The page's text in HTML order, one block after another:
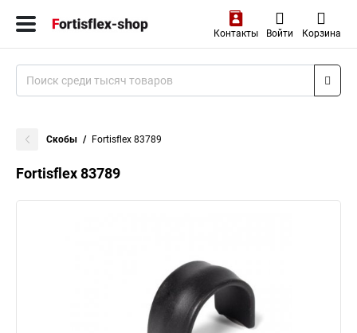
Контакты Войти Корзина
Скобы Fortisflex 83789
Fortisflex 83789